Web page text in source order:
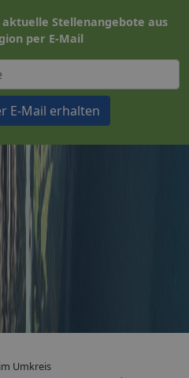
Stellenangebote aus
per E-Mail
E-Mail erhalten
Umkreis